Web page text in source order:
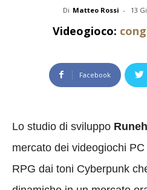
Di Matteo Rossi - 13
Videogioco:
Facebook
Lo studio di sviluppo
mercato dei videogiochi PC
RPG dai toni Cyberpunk